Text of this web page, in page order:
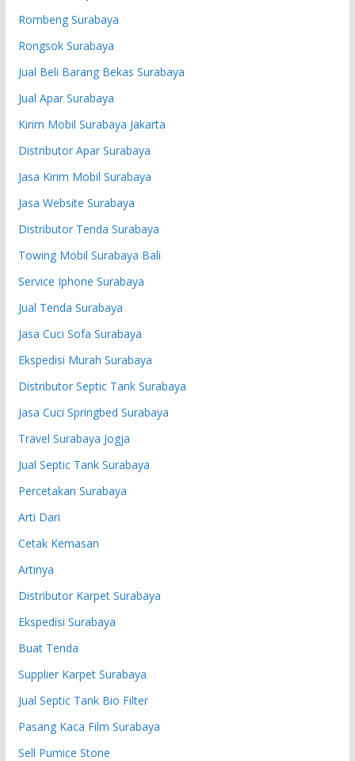
Rombeng Surabaya
Rongsok Surabaya
Jual Beli Barang Bekas Surabaya
Jual Apar Surabaya
Kirim Mobil Surabaya Jakarta
Distributor Apar Surabaya
Jasa Kirim Mobil Surabaya
Jasa Website Surabaya
Distributor Tenda Surabaya
Towing Mobil Surabaya Bali
Service Iphone Surabaya
Jual Tenda Surabaya
Jasa Cuci Sofa Surabaya
Ekspedisi Murah Surabaya
Distributor Septic Tank Surabaya
Jasa Cuci Springbed Surabaya
Travel Surabaya Jogja
Jual Septic Tank Surabaya
Percetakan Surabaya
Arti Dari
Cetak Kemasan
Artinya
Distributor Karpet Surabaya
Ekspedisi Surabaya
Buat Tenda
Supplier Karpet Surabaya
Jual Septic Tank Bio Filter
Pasang Kaca Film Surabaya
Sell Pumice Stone